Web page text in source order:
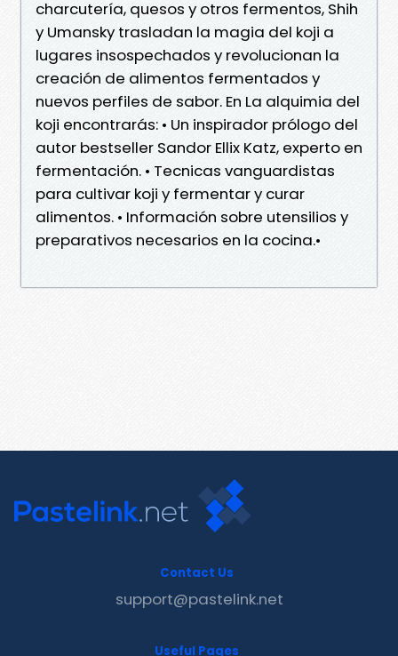
charcutería, quesos y otros fermentos, Shih
y Umansky trasladan la magia del koji a
lugares insospechados y revolucionan la
creación de alimentos fermentados y
nuevos perfiles de sabor. En La alquimia del
koji encontrarás: • Un inspirador prólogo del
autor bestseller Sandor Ellix Katz, experto en
fermentación. • Tecnicas vanguardistas
para cultivar koji y fermentar y curar
alimentos. • Información sobre utensilios y
preparativos necesarios en la cocina.•
Contact Us
support@pastelink.net
Useful Pages